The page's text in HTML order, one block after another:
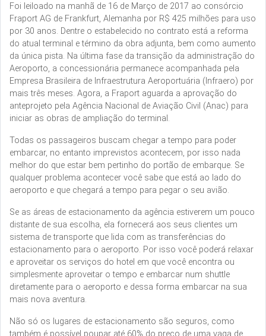
Foi leiloado na manhã de 16 de Março de 2017 ao consórcio
Fraport AG de Frankfurt, Alemanha por R$ 425 milhões para uso
por 30 anos. Dentre o estabelecido no contrato está a reforma
do atual terminal e término da obra adjunta, bem como aumento
da única pista. Na última fase da transição da administração do
Aeroporto, a concessionária permanece acompanhada pela
Empresa Brasileira de Infraestrutura Aeroportuária (Infraero) por
mais três meses. Agora, a Fraport aguarda a aprovação do
anteprojeto pela Agência Nacional de Aviação Civil (Anac) para
iniciar as obras de ampliação do terminal.
Todas os passageiros buscam chegar a tempo para poder
embarcar, no entanto imprevistos acontecem, por isso nada
melhor do que estar bem pertinho do portão de embarque. Se
qualquer problema acontecer você sabe que está ao lado do
aeroporto e que chegará a tempo para pegar o seu avião.
Se as áreas de estacionamento da agência estiverem um pouco
distante de sua escolha, ela fornecerá aos seus clientes um
sistema de transporte que lida com as transferências do
estacionamento para o aeroporto. Por isso você poderá relaxar
e aproveitar os serviços do hotel em que você encontra ou
simplesmente aproveitar o tempo e embarcar num shuttle
diretamente para o aeroporto e dessa forma embarcar na sua
mais nova aventura.
Não só os lugares de estacionamento são seguros, como
também é possível poupar até 60% do preço de uma vaga de